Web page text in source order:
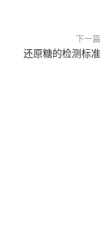
下一篇
还原糖的检测标准